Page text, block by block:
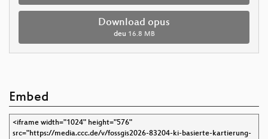
Download opus
deu 16.8 MB
Embed